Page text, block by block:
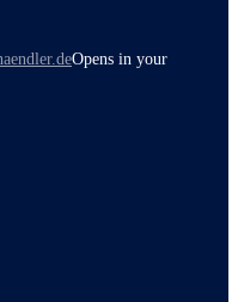
Opens in your